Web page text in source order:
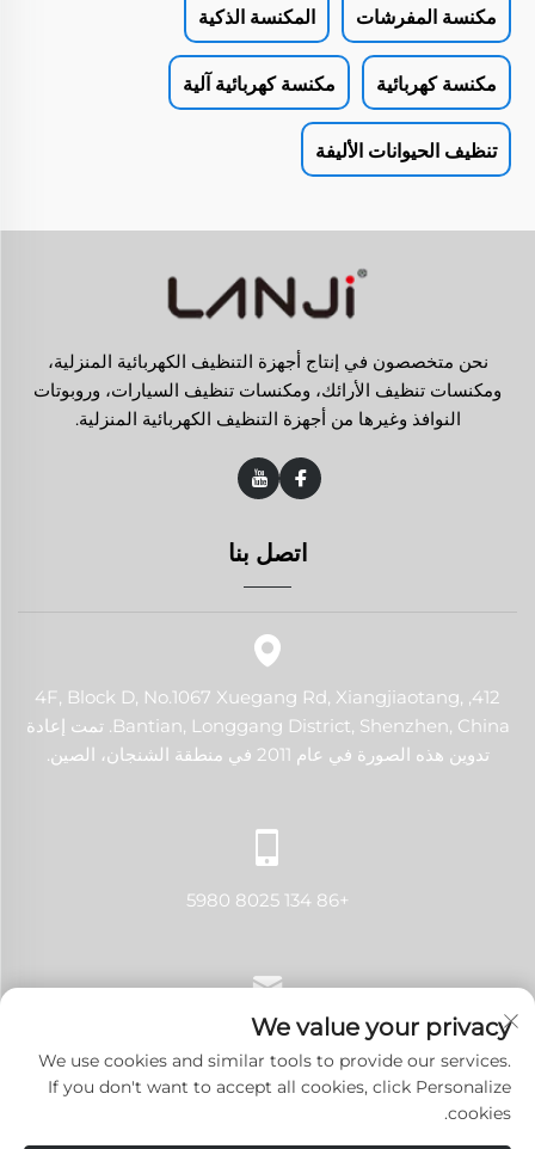
مكنسة المفرشات المكنسة الذكية
مكنسة كهربائية مكنسة كهربائية آلية
تنظيف الحيوانات الأليفة
نحن متخصصون في إنتاج أجهزة التنظيف الكهربائية المنزلية،
ومكنسات تنظيف الأرائك، ومكنسات تنظيف السيارات، وروبوتات
النوافذ وغيرها من أجهزة التنظيف الكهربائية المنزلية.
اتصل بنا
412, 4F, Block D, No.1067 Xuegang Rd, Xiangjiaotang,
Bantian, Longgang District, Shenzhen, China. تمت إعادة
تدوين هذه الصورة في عام 2011 في منطقة الشنجان، الصين.
+86 134 8025 5980
[email protected]
We value your privacy
We use cookies and similar tools to provide our services.
If you don't want to accept all cookies, click Personalize
cookies.